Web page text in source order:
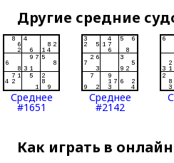
Другие средние
Среднее
#1651
Среднее
#2142
Как играть в